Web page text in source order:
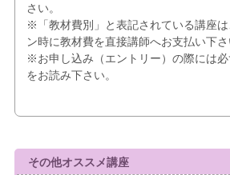
さい。
※「教材費別」と表記されている講座
ン時に教材費を直接講師へお支払い下さ
※お申し込み（エントリー）の際には
をお読み下さい。
その他オススメ講座